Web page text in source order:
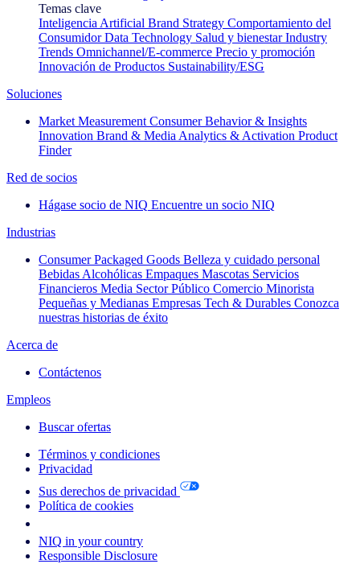
Temas clave
Inteligencia Artificial Brand Strategy Comportamiento del
Consumidor Data Technology Salud y bienestar Industry
Trends Omnichannel/E-commerce Precio y promoción
Innovación de Productos Sustainability/ESG
Soluciones
Market Measurement Consumer Behavior & Insights
Innovation Brand & Media Analytics & Activation Product
Finder
Red de socios
Hágase socio de NIQ Encuentre un socio NIQ
Industrias
Consumer Packaged Goods Belleza y cuidado personal
Bebidas Alcohólicas Empaques Mascotas Servicios
Financieros Media Sector Público Comercio Minorista
Pequeñas y Medianas Empresas Tech & Durables Conozca
nuestras historias de éxito
Acerca de
Contáctenos
Empleos
Buscar ofertas
Términos y condiciones
Privacidad
Sus derechos de privacidad
Política de cookies
NIQ in your country
Responsible Disclosure